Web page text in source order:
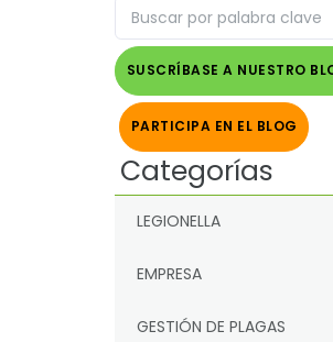
SUSCRÍBASE A NUESTRO
PARTICIPA EN EL BLOG
Categorías
LEGIONELLA
EMPRESA
GESTIÓN DE PLAGAS